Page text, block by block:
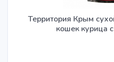
Территория Крым
кошек курица